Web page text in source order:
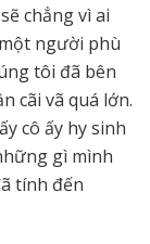
chẳng vì ai
người phù
tôi đã bên
cãi vã quá lớn.
cô ấy hy sinh
gì mình
tính đến